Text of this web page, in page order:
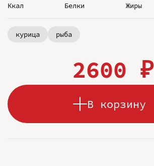
Ккал Белки Жиры
курица рыба
2600 ₽
В корзину